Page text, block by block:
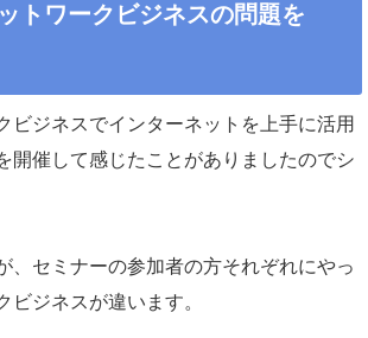
トワークビジネスの問題を
ビジネスでインターネットを上手に活用
開催して感じたことがありましたのでシ
、セミナーの参加者の方それぞれにやっ
ビジネスが違います。